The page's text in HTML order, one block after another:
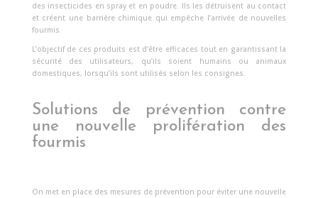
des insecticides en spray et en poudre. Ils les détruisent au contact
et créent une barrière chimique qui empêche l’arrivée de nouvelles
fourmis.
L’objectif de ces produits est d’être efficaces tout en garantissant la
sécurité des utilisateurs, qu’ils soient humains ou animaux
domestiques, lorsqu’ils sont utilisés selon les consignes.
Solutions de prévention contre
une nouvelle prolifération des
fourmis
On met en place des mesures de prévention pour éviter une nouvelle